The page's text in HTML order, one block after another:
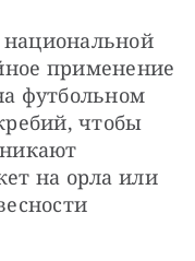
национальной
применение
футбольном
чтобы
на орла или